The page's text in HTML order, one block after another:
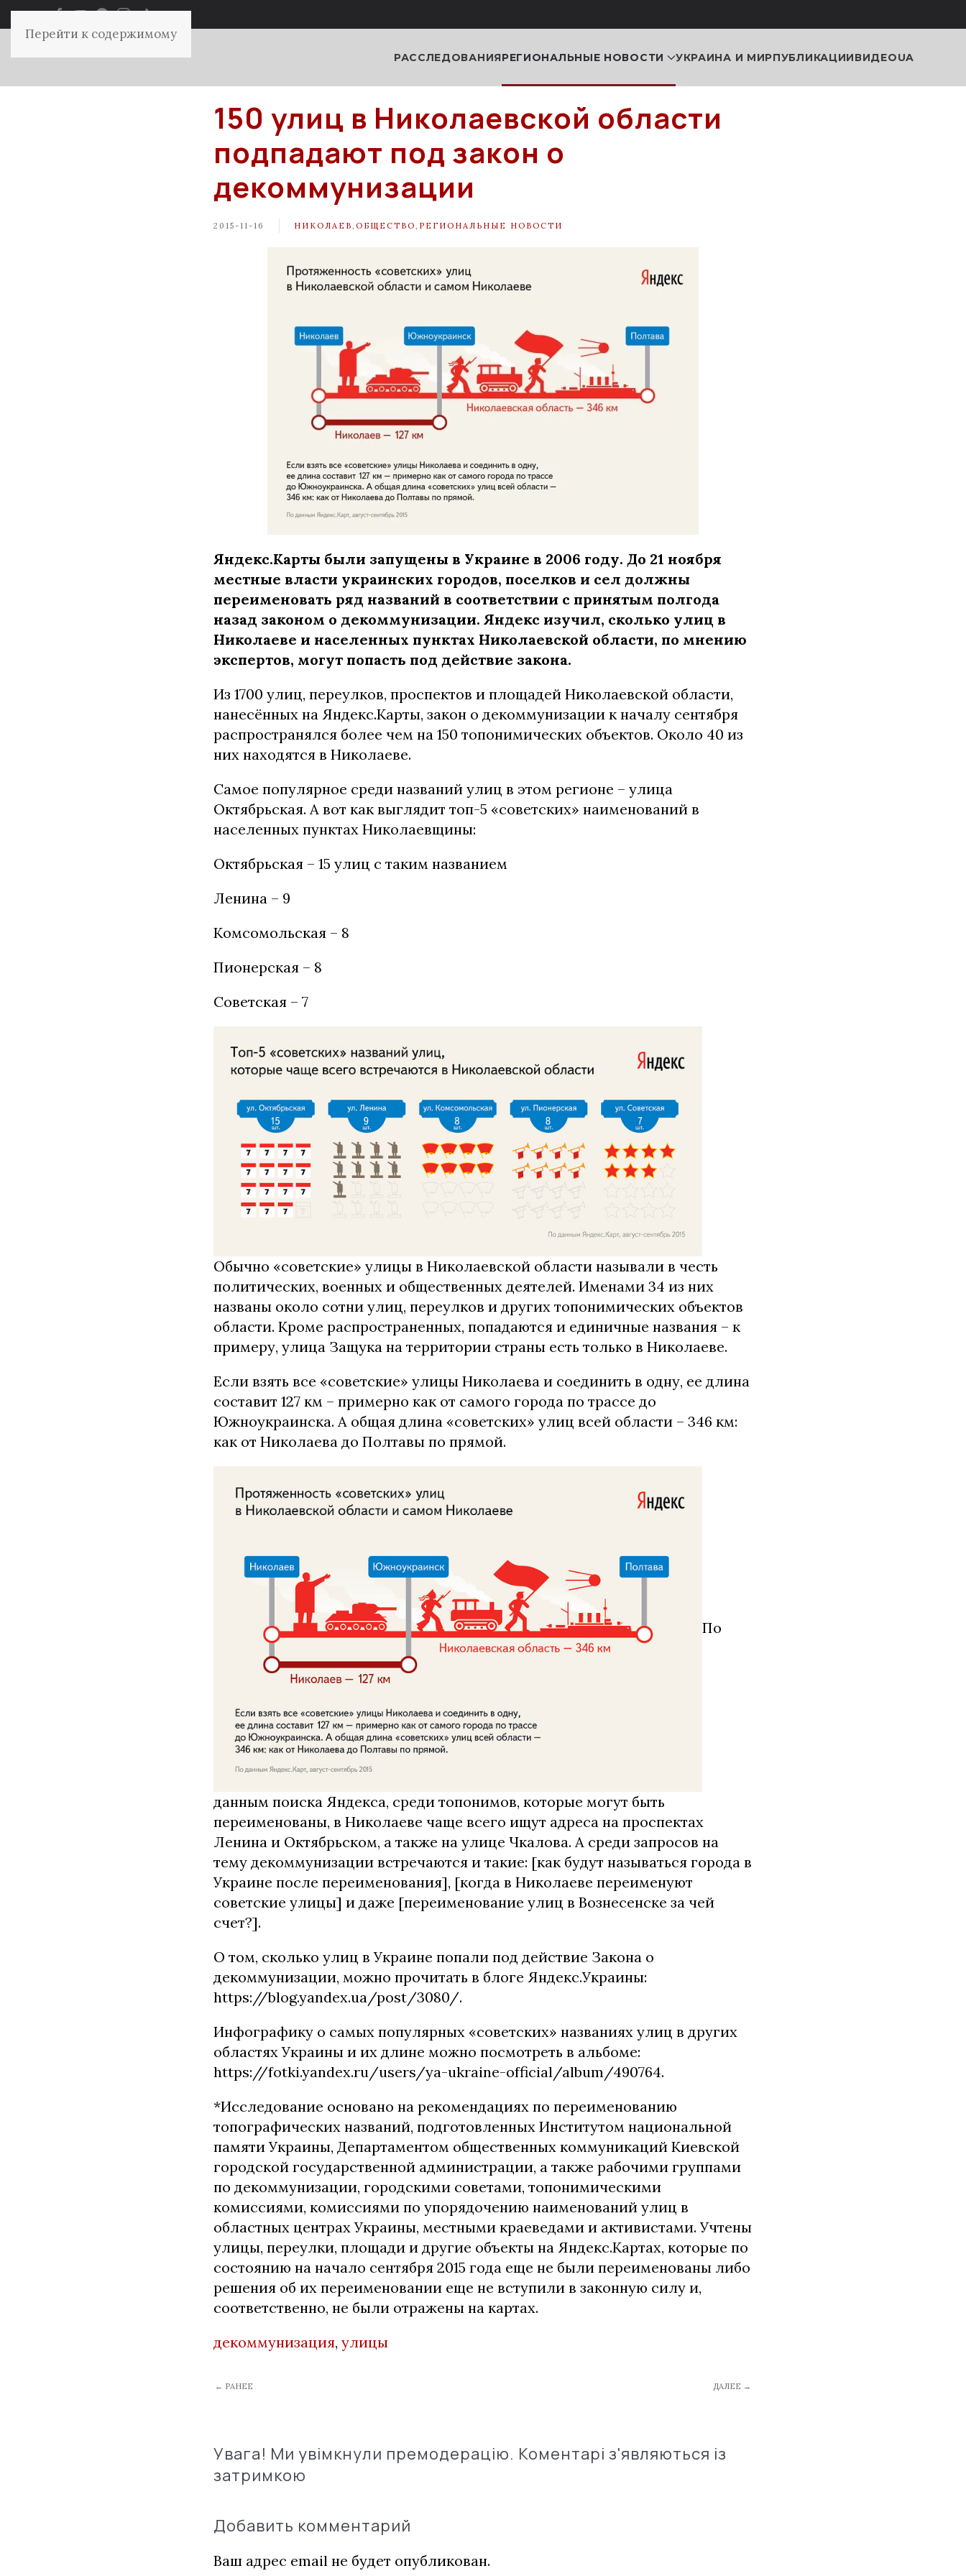
Перейти к содержимому
РАССЛЕДОВАНИЯРЕГИОНАЛЬНЫЕ НОВОСТИ УКРАИНА И МИРПУБЛИКАЦИИВИДЕОUA
150 улиц в Николаевской области
подпадают под закон о
декоммунизации
2015-11-16 НИКОЛАЕВ ОБЩЕСТВО РЕГИОНАЛЬНЫЕ НОВОСТИ
Яндекс.Карты были запущены в Украине в 2006 году. До 21 ноября
местные власти украинских городов, поселков и сел должны
переименовать ряд названий в соответствии с принятым полгода
назад законом о декоммунизации. Яндекс изучил, сколько улиц в
Николаеве и населенных пунктах Николаевской области, по мнению
экспертов, могут попасть под действие закона.
Из 1700 улиц, переулков, проспектов и площадей Николаевской области,
нанесённых на Яндекс.Карты, закон о декоммунизации к началу сентября
распространялся более чем на 150 топонимических объектов. Около 40 из
них находятся в Николаеве.
Самое популярное среди названий улиц в этом регионе – улица
Октябрьская. А вот как выглядит топ-5 «советских» наименований в
населенных пунктах Николаевщины:
Октябрьская – 15 улиц с таким названием
Ленина – 9
Комсомольская – 8
Пионерская – 8
Советская – 7
Обычно «советские» улицы в Николаевской области называли в честь
политических, военных и общественных деятелей. Именами 34 из них
названы около сотни улиц, переулков и других топонимических объектов
области. Кроме распространенных, попадаются и единичные названия – к
примеру, улица Защука на территории страны есть только в Николаеве.
Если взять все «советские» улицы Николаева и соединить в одну, ее длина
составит 127 км – примерно как от самого города по трассе до
Южноукраинска. А общая длина «советских» улиц всей области – 346 км:
как от Николаева до Полтавы по прямой.
По
данным поиска Яндекса, среди топонимов, которые могут быть
переименованы, в Николаеве чаще всего ищут адреса на проспектах
Ленина и Октябрьском, а также на улице Чкалова. А среди запросов на
тему декоммунизации встречаются и такие: [как будут называться города в
Украине после переименования], [когда в Николаеве переименуют
советские улицы] и даже [переименование улиц в Вознесенске за чей
счет?].
О том, сколько улиц в Украине попали под действие Закона о
декоммунизации, можно прочитать в блоге Яндекс.Украины:
https://blog.yandex.ua/post/3080/.
Инфографику о самых популярных «советских» названиях улиц в других
областях Украины и их длине можно посмотреть в альбоме:
https://fotki.yandex.ru/users/ya-ukraine-official/album/490764.
*Исследование основано на рекомендациях по переименованию
топографических названий, подготовленных Институтом национальной
памяти Украины, Департаментом общественных коммуникаций Киевской
городской государственной администрации, а также рабочими группами
по декоммунизации, городскими советами, топонимическими
комиссиями, комиссиями по упорядочению наименований улиц в
областных центрах Украины, местными краеведами и активистами. Учтены
улицы, переулки, площади и другие объекты на Яндекс.Картах, которые по
состоянию на начало сентября 2015 года еще не были переименованы либо
решения об их переименовании еще не вступили в законную силу и,
соответственно, не были отражены на картах.
декоммунизация, улицы
← РАНЕЕ ДАЛЕЕ →
Увага! Ми увімкнули премодерацію. Коментарі з'являються із
затримкою
Добавить комментарий
Ваш адрес email не будет опубликован.